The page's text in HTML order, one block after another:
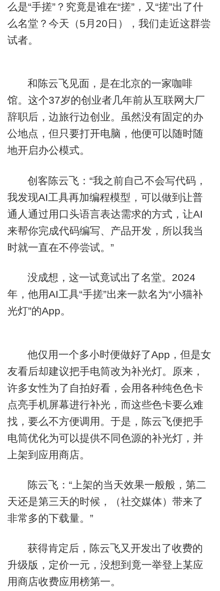
么是“手搓”？究竟是谁在“搓”，又“搓”出了什
么名堂？今天（5月20日），我们走近这群尝
试者。
和陈云飞见面，是在北京的一家咖啡
馆。这个37岁的创业者几年前从互联网大厂
辞职后，边旅行边创业。虽然没有固定的办
公地点，但只要打开电脑，他便可以随时随
地开启办公模式。
创客陈云飞：“我之前自己不会写代码，
我发现AI工具再加编程模型，可以做到让普
通人通过用口头语言表达需求的方式，让AI
来帮你完成代码编写、产品开发，所以我当
时就一直在不停尝试。”
没成想，这一试竟试出了名堂。2024
年，他用AI工具“手搓”出来一款名为“小猫补
光灯”的App。
他仅用一个多小时便做好了App，但是女
友看后却建议把手电筒改为补光灯。原来，
许多女性为了自拍好看，会用各种纯色色卡
点亮手机屏幕进行补光，而这些色卡要么难
找，要么不方便调用。于是，陈云飞便把手
电筒优化为可以提供不同色源的补光灯，并
上架到应用商店。
陈云飞：“上架的当天效果一般般，第二
天还是第三天的时候，（社交媒体）带来了
非常多的下载量。”
获得肯定后，陈云飞又开发出了收费的
升级版，定价一元，没想到竟一举登上某应
用商店收费应用榜第一。